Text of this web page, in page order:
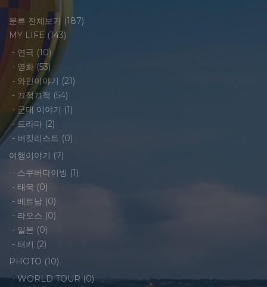
분류 전체보기 (187)
MY LIFE (143)
- 연극 (10)
- 영화(53)
- 와인이야기 (21)
- 끄적끄적 (54)
- 군대 이야기 (1)
-드라마 (2)
- 버킷리스트 (0)
여행이야기 (7)
- 스쿠버다이빙 (1)
- 태국 (0)
- 베트남 (0)
- 라오스 (0)
- 일본 (0)
- 터키 (2)
PHOTO (10)
-WORLD TOUR(0)